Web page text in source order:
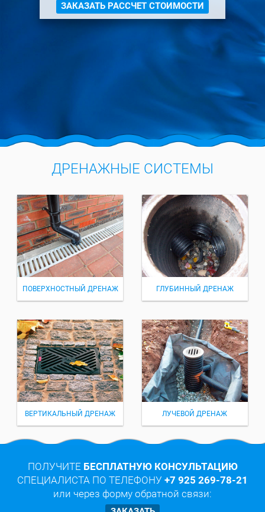
ЗАКАЗАТЬ РАССЧЕТ СТОИМОСТИ
ДРЕНАЖНЫЕ СИСТЕМЫ
ПОВЕРХНОСТНЫЙ ДРЕНАЖ ГЛУБИННЫЙ ДРЕНАЖ
ВЕРТИКАЛЬНЫЙ ДРЕНАЖ ЛУЧЕВОЙ ДРЕНАЖ
ПОЛУЧИТЕ БЕСПЛАТНУЮ КОНСУЛЬТАЦИЮ
СПЕЦИАЛИСТА ПО ТЕЛЕФОНУ +7 925 269-78-21
или через форму обратной связи: